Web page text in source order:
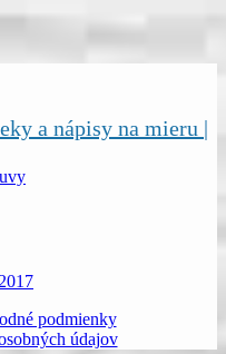
a nápisy na mieru |
podmienky
údajov